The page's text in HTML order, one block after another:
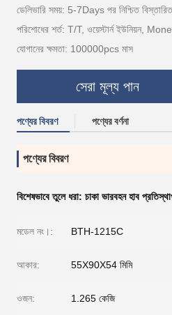
ডেলিভারি সময়: 5-7Days পর নিশ্চিত বিস্তারিত
পরিশোধের শর্ত: T/T, ওয়েস্টার্ন ইউনিয়ন,
যোগানের ক্ষমতা: 100000pcs মাস
সেরা মূল্য পান
পণ্যের বিবরণ পণ্যের বর্ণনা
পণ্যের বিবরণ
বিশেষভাবে তুলে ধরা: চাকা ভারবহন হাব
মডেল নং।: BTH-1215C
আকার: 55X90X54 মিমি
ওজন: 1.265 কেজি